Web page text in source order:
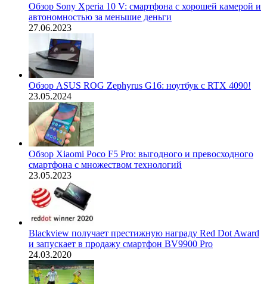
Обзор Sony Xperia 10 V: смартфона с хорошей камерой и
автономностью за меньшие деньги
27.06.2023
Обзор ASUS ROG Zephyrus G16: ноутбук с RTX 4090!
23.05.2024
Обзор Xiaomi Poco F5 Pro: выгодного и превосходного
смартфона с множеством технологий
23.05.2023
Blackview получает престижную награду Red Dot Award
и запускает в продажу смартфон BV9900 Pro
24.03.2020